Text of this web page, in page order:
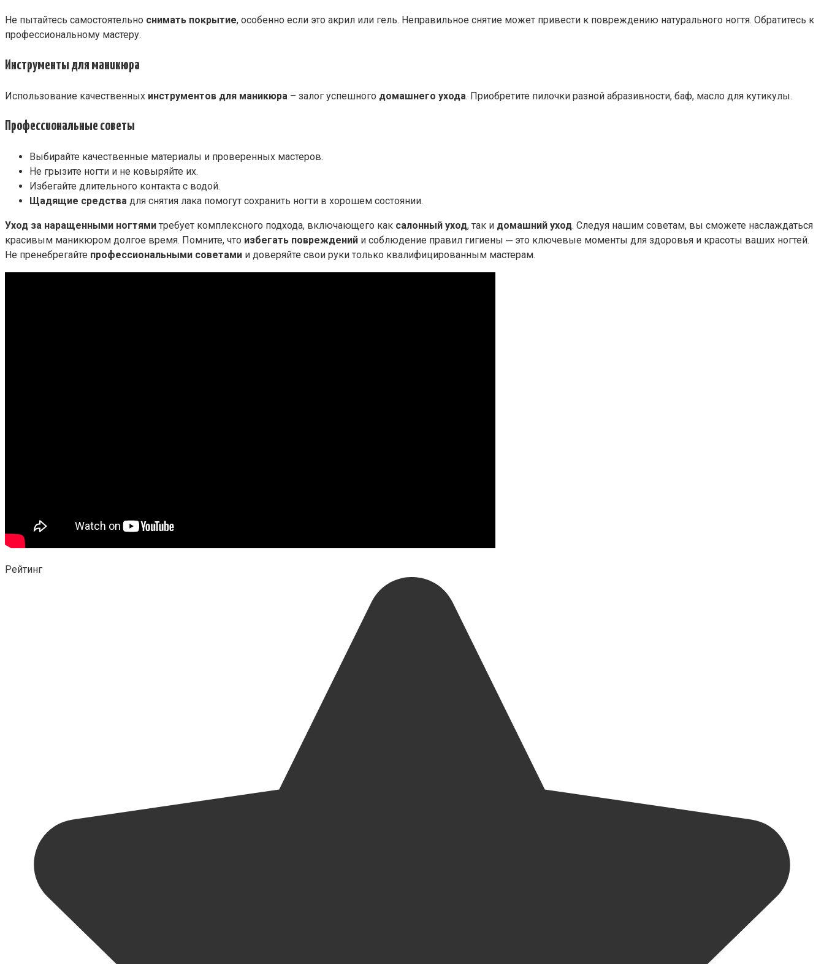
Не пытайтесь самостоятельно снимать покрытие, особенно если это акрил или гель. Неправильное снятие может привести к повреждению натурального ногтя. Обратитесь к
профессиональному мастеру.
Инструменты для маникюра
Использование качественных инструментов для маникюра – залог успешного домашнего ухода. Приобретите пилочки разной абразивности, баф, масло для кутикулы.
Профессиональные советы
Выбирайте качественные материалы и проверенных мастеров.
Не грызите ногти и не ковыряйте их.
Избегайте длительного контакта с водой.
Щадящие средства для снятия лака помогут сохранить ногти в хорошем состоянии.
Уход за наращенными ногтями требует комплексного подхода, включающего как салонный уход, так и домашний уход. Следуя нашим советам, вы сможете наслаждаться
красивым маникюром долгое время. Помните, что избегать повреждений и соблюдение правил гигиены ─ это ключевые моменты для здоровья и красоты ваших ногтей.
Не пренебрегайте профессиональными советами и доверяйте свои руки только квалифицированным мастерам.
Рейтинг